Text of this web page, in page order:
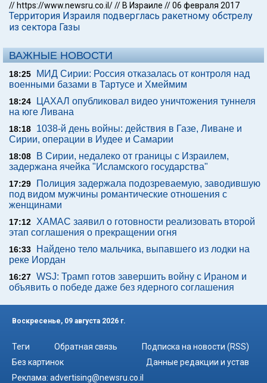
// https://www.newsru.co.il/// В Израиле //06 февраля 2017
Территория Израиля подверглась ракетному обстрелу
из сектора Газы
ВАЖНЫЕ НОВОСТИ
18:25
МИД Сирии: Россия отказалась от контроля над
военными базами в Тартусе и Хмеймим
18:24
ЦАХАЛ опубликовал видео уничтожения туннеля
на юге Ливана
18:18
1038-й день войны: действия в Газе, Ливане и
Сирии, операции в Иудее и Самарии
18:08
В Сирии, недалеко от границы с Израилем,
задержана ячейка "Исламского государства"
17:29
Полиция задержала подозреваемую, заводившую
под видом мужчины романтические отношения с
женщинами
17:12
ХАМАС заявил о готовности реализовать второй
этап соглашения о прекращении огня
16:33
Найдено тело мальчика, выпавшего из лодки на
реке Иордан
16:27 WSJ: Трамп готов завершить войну с Ираном и
объявить о победе даже без ядерного соглашения
Воскресенье, 09 августа 2026 г.
Теги Обратная связь
Подписка на новости (RSS)
Без картинок
Данные редакции и устав
Реклама: advertising@newsru.co.il